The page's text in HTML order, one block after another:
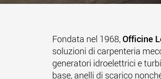
Fondata nel 1968, Officine
soluzioni di carpenteria
generatori idroelettrici e
base, anelli di scarico